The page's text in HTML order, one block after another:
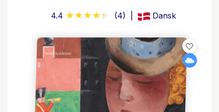
4.4 (4) Dansk